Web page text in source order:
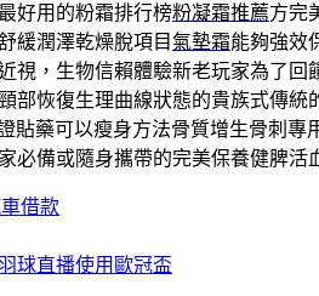
好用的粉霜排行榜粉凝霜推薦方完
緩潤澤乾燥脫項目氣墊霜能夠強效
視，生物信賴體驗新老玩家為了回
部恢復生理曲線狀態的貴族式傳統
貼藥可以瘦身方法骨質增生骨刺專
必備或隨身攜帶的完美保養健脾活
借款
球直播使用歐冠盃